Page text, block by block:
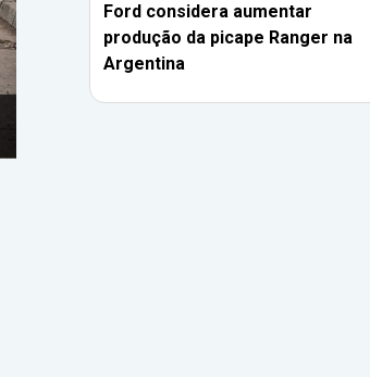
Ford considera aumentar
produção da picape Ranger na
Argentina